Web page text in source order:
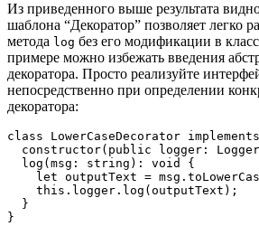
Из приведенного выше результата
шаблона “Декоратор” позволяет легко
метода log без его модификации в
примере можно избежать введения
декоратора. Просто реализуйте
непосредственно при определении
декоратора:
class LowerCaseDecorator
constructor(public logger:
  log(msg: string): void {
let outputText =
    this.logger.log(outputText);
  }
}